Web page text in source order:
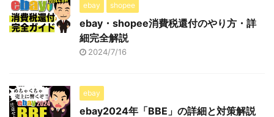
ebay shopee
ebay・shopee消費税還付のやり方・詳
細完全解説
2024/7/16
ebay
ebay2024年「BBE」の詳細と対策解説